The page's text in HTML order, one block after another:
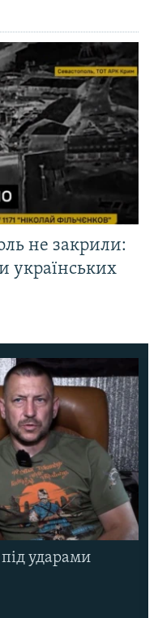
не закрили:
українських
під ударами